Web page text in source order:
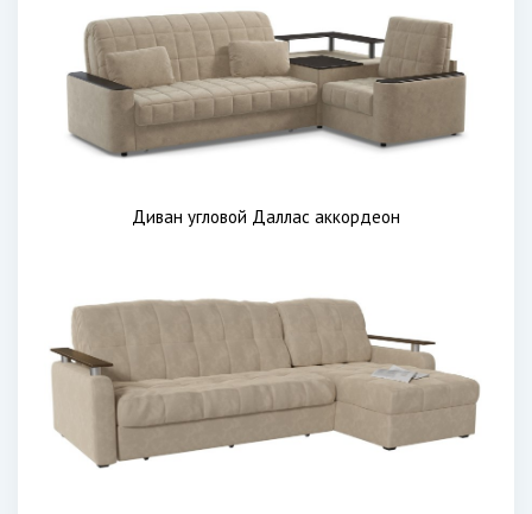
Диван угловой Даллас аккордеон